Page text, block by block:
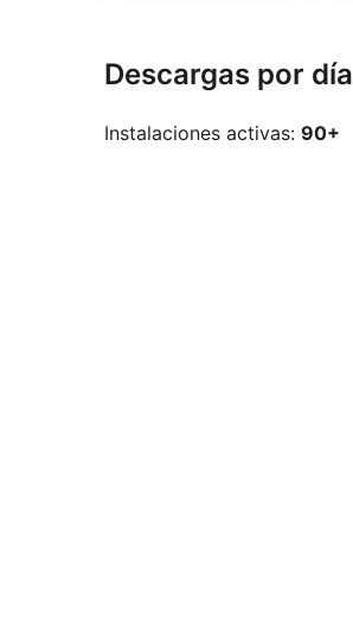
Descargas por día
Instalaciones activas: 90+